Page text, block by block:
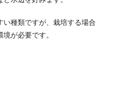
種類ですが、栽培する場合
が必要です。